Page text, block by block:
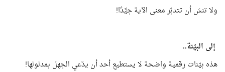
ولا تنسَ أن تتدبّر معنى الآية جيِّدًا!
إلى البيّنة..
هذه بيّنات رقمية واضحة لا يستطيع أحد أن يدّعي الجهل بمدلولها!